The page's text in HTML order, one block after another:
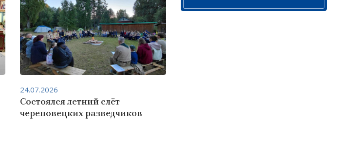
Состоялся летний слёт
череповецких разведчиков
24.07.2026